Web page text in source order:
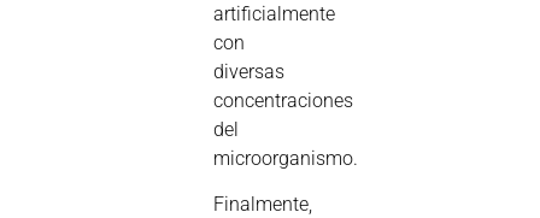
artificialmente
con
diversas
concentraciones
del
microorganismo.
Finalmente,